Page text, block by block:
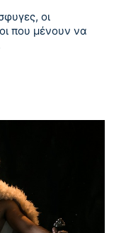
οι
που μένουν να